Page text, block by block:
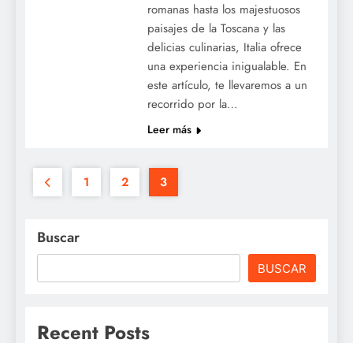
romanas hasta los majestuosos
paisajes de la Toscana y las
delicias culinarias, Italia ofrece
una experiencia inigualable. En
este artículo, te llevaremos a un
recorrido por la…
Leer más
1 2 3
Buscar
BUSCAR
Recent Posts